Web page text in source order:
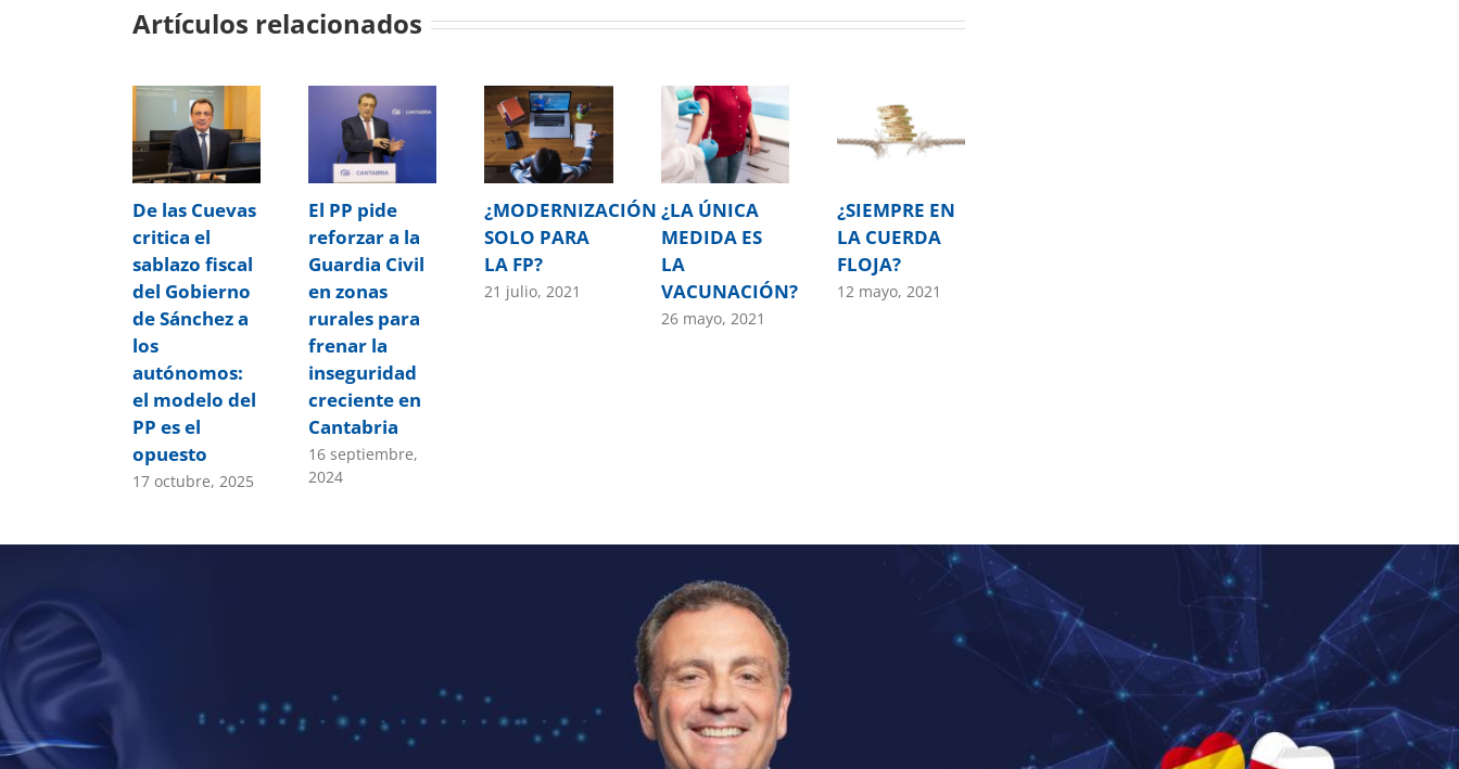
Artículos relacionados
De las Cuevas
critica el
sablazo fiscal
del Gobierno
de Sánchez a
los
autónomos:
el modelo del
PP es el
opuesto
17 octubre, 2025
El PP pide
reforzar a la
Guardia Civil
en zonas
rurales para
frenar la
inseguridad
creciente en
Cantabria
16 septiembre,
2024
¿MODERNIZACIÓN
SOLO PARA
LA FP?
21 julio, 2021
¿LA ÚNICA
MEDIDA ES
LA
VACUNACIÓN?
26 mayo, 2021
¿SIEMPRE EN
LA CUERDA
FLOJA?
12 mayo, 2021